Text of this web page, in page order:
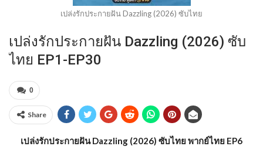
เปล่งรักประกายฝัน Dazzling (2026) ซับไทย
เปล่งรักประกายฝัน Dazzling (2026) ซับ
ไทย EP1-EP30
0
Share
เปล่งรักประกายฝัน Dazzling (2026) ซับไทย พากย์ไทย EP6